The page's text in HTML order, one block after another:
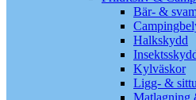
Bär- &
Halkskydd
Kylväskor
Ligg- &
Matlagning